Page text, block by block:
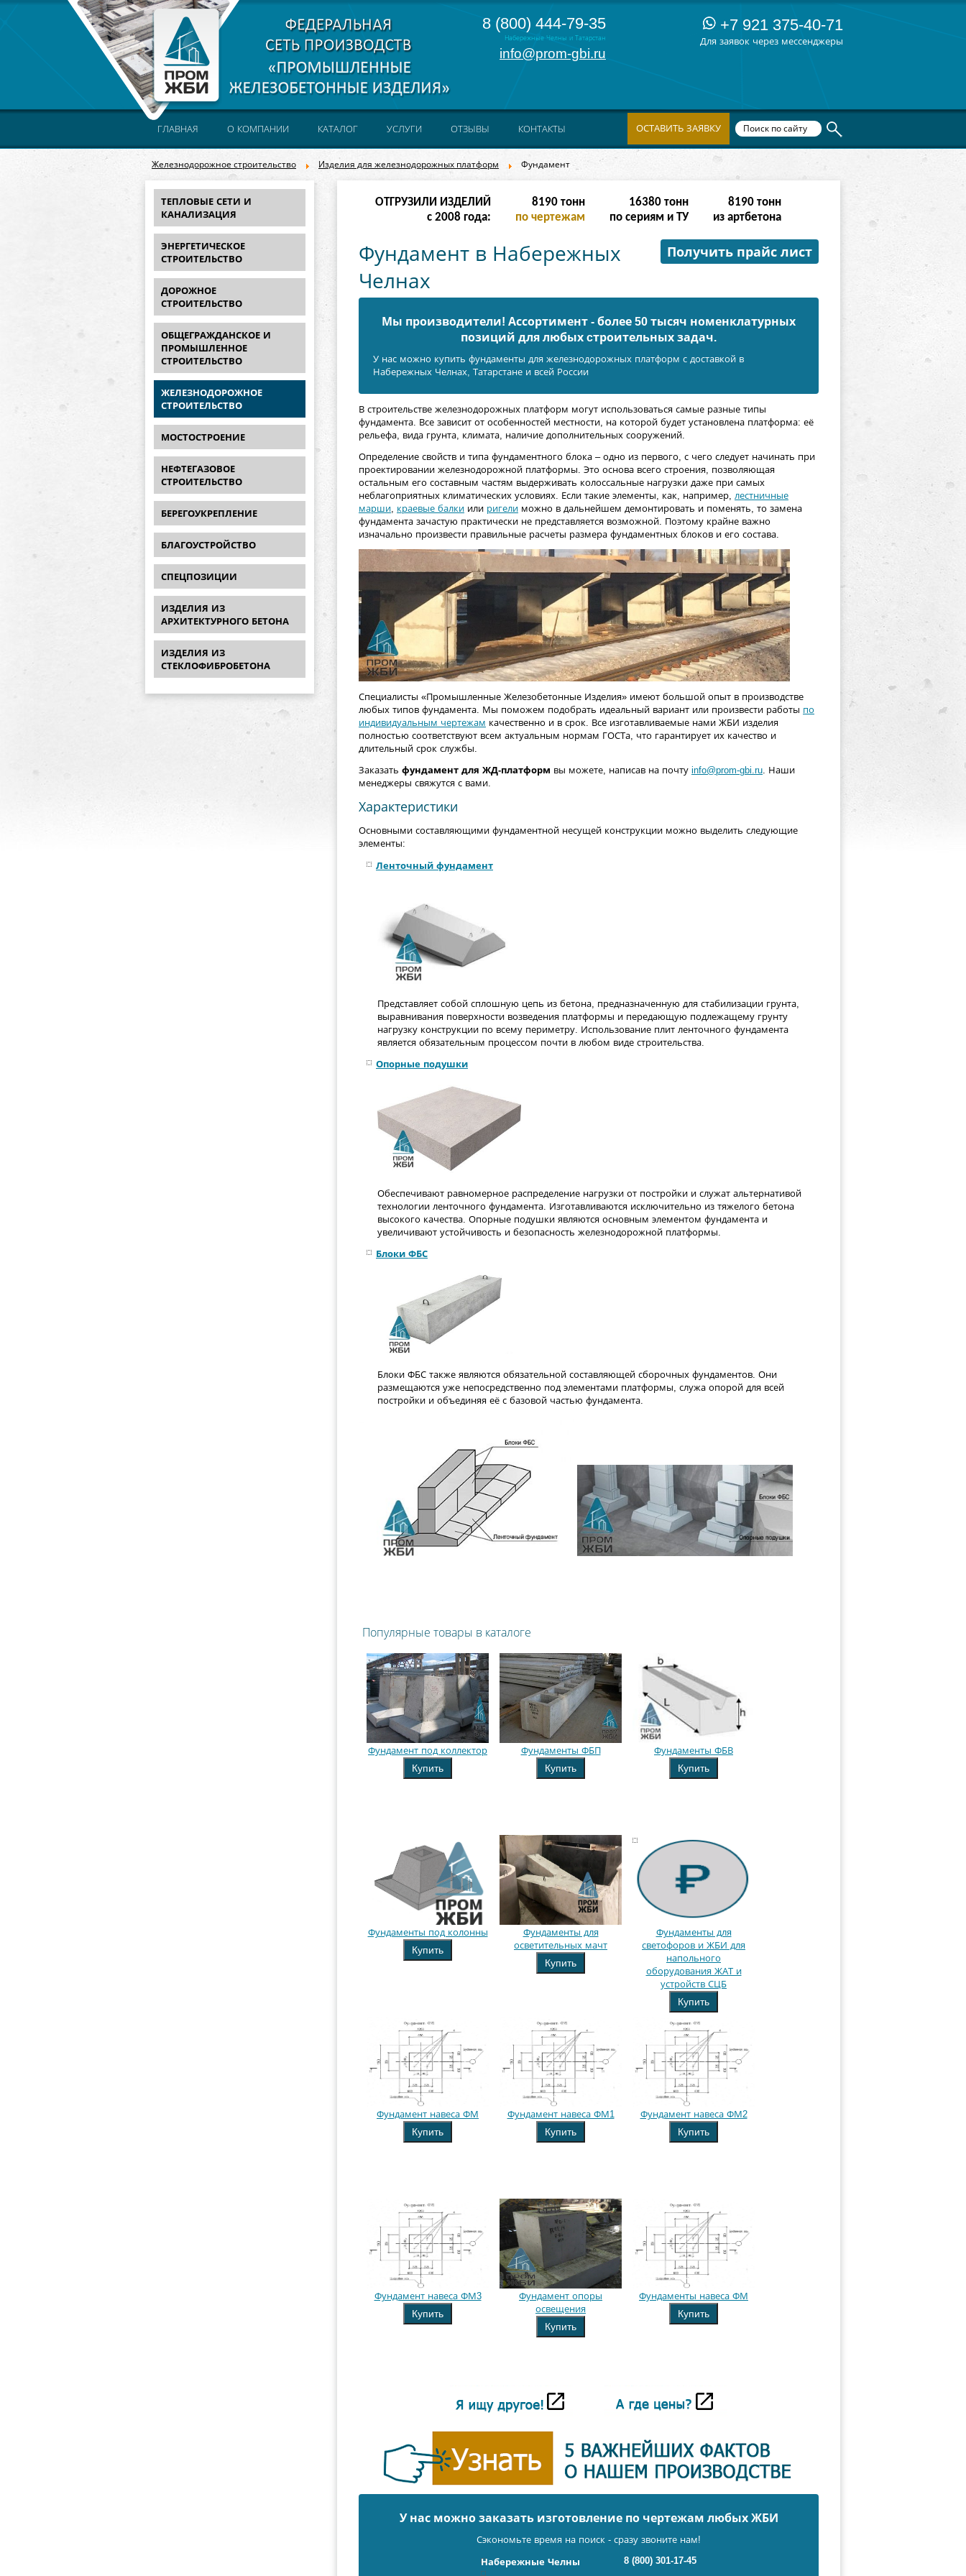
8 (800) 444-79-35
Набережные Челны и Татарстан
info@prom-gbi.ru
+7 921 375-40-71
Для заявок через мессенджеры
Железнодорожное строительство Изделия для железнодорожных платформ Фундамент
ГЛАВНАЯ О КОМПАНИИ КАТАЛОГ УСЛУГИ ОТЗЫВЫ КОНТАКТЫ ОСТАВИТЬ ЗАЯВКУ
ТЕПЛОВЫЕ СЕТИ И
КАНАЛИЗАЦИЯ
ЭНЕРГЕТИЧЕСКОЕ
СТРОИТЕЛЬСТВО
ДОРОЖНОЕ
СТРОИТЕЛЬСТВО
ОБЩЕГРАЖДАНСКОЕ И
ПРОМЫШЛЕННОЕ
СТРОИТЕЛЬСТВО
ЖЕЛЕЗНОДОРОЖНОЕ
СТРОИТЕЛЬСТВО
МОСТОСТРОЕНИЕ
НЕФТЕГАЗОВОЕ
СТРОИТЕЛЬСТВО
БЕРЕГОУКРЕПЛЕНИЕ
БЛАГОУСТРОЙСТВО
СПЕЦПОЗИЦИИ
ИЗДЕЛИЯ ИЗ
АРХИТЕКТУРНОГО БЕТОНА
ИЗДЕЛИЯ ИЗ
СТЕКЛОФИБРОБЕТОНА
ОТГРУЗИЛИ ИЗДЕЛИЙ
с 2008 года:
16382тонн
по чертежам
32764тонн
по сериям и ТУ
16382тонн
из артбетона
Получить прайс лист
Фундамент в Набережных
Челнах
Мы производители! Ассортимент - более 50 тысяч номенклатурных
позиций для любых cтроительных задач.
У нас можно купить фундаменты для железнодорожных платформ с доставкой в
Набережных Челнах, Татарстане и всей России
В строительстве железнодорожных платформ могут использоваться самые разные типы
фундамента. Все зависит от особенностей местности, на которой будет установлена платформа: её
рельефа, вида грунта, климата, наличие дополнительных сооружений.
Определение свойств и типа фундаментного блока – одно из первого, с чего следует начинать при
проектировании железнодорожной платформы. Это основа всего строения, позволяющая
остальным его составным частям выдерживать колоссальные нагрузки даже при самых
неблагоприятных климатических условиях. Если такие элементы, как, например, лестничные
марши, краевые балки или ригели можно в дальнейшем демонтировать и поменять, то замена
фундамента зачастую практически не представляется возможной. Поэтому крайне важно
изначально произвести правильные расчеты размера фундаментных блоков и его состава.
Специалисты «Промышленные Железобетонные Изделия» имеют большой опыт в производстве
любых типов фундамента. Мы поможем подобрать идеальный вариант или произвести работы по
индивидуальным чертежам качественно и в срок. Все изготавливаемые нами ЖБИ изделия
полностью соответствуют всем актуальным нормам ГОСТа, что гарантирует их качество и
длительный срок службы.
Заказать фундамент для ЖД-платформ вы можете, написав на почту info@prom-gbi.ru. Наши
менеджеры свяжутся с вами.
Характеристики
Основными составляющими фундаментной несущей конструкции можно выделить следующие
элементы:
Ленточный фундамент
Представляет собой сплошную цепь из бетона, предназначенную для стабилизации грунта,
выравнивания поверхности возведения платформы и передающую подлежащему грунту
нагрузку конструкции по всему периметру. Использование плит ленточного фундамента
является обязательным процессом почти в любом виде строительства.
Опорные подушки
Обеспечивают равномерное распределение нагрузки от постройки и служат альтернативой
технологии ленточного фундамента. Изготавливаются исключительно из тяжелого бетона
высокого качества. Опорные подушки являются основным элементом фундамента и
увеличивают устойчивость и безопасность железнодорожной платформы.
Блоки ФБС
Блоки ФБС также являются обязательной составляющей сборочных фундаментов. Они
размещаются уже непосредственно под элементами платформы, служа опорой для всей
постройки и объединяя её с базовой частью фундамента.
Популярные товары в каталоге
Фундамент под коллектор
Купить
Фундаменты ФБП
Купить
Фундаменты ФБВ
Купить
Фундаменты под колонны
Купить
Фундаменты для
осветительных мачт
Купить
Фундаменты для
светофоров и ЖБИ для
напольного
оборудования ЖАТ и
устройств СЦБ
Купить
Фундамент навеса ФМ
Купить
Фундамент навеса ФМ1
Купить
Фундамент навеса ФМ2
Купить
Фундамент навеса ФМ3
Купить
Фундамент опоры
освещения
Купить
Фундаменты навеса ФМ
Купить
У нас можно заказать изготовление по чертежам любых ЖБИ
Сэкономьте время на поиск - сразу звоните нам!
Набережные Челны 8 (800) 301-17-45